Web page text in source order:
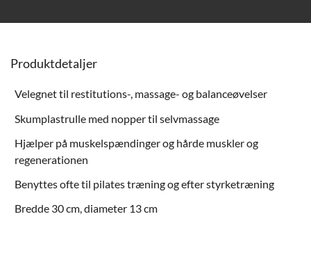
Produktdetaljer
Velegnet til restitutions-, massage- og balanceøvelser
Skumplastrulle med nopper til selvmassage
Hjælper på muskelspændinger og hårde muskler og
regenerationen
Benyttes ofte til pilates træning og efter styrketræning
Bredde 30 cm, diameter 13 cm